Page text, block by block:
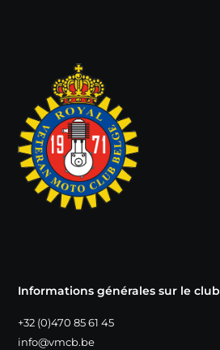
Informations générales sur le club
+32 (0)470 85 61 45
info@vmcb.be